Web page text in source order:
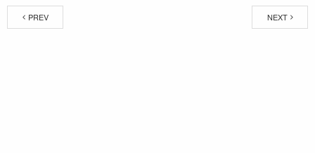
PREV NEXT